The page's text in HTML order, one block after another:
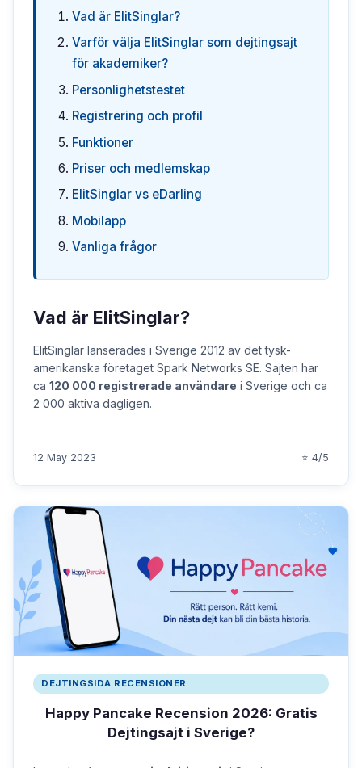
Vad är ElitSinglar?
Varför välja ElitSinglar som dejtingsajt
för akademiker?
Personlighetstestet
Registrering och profil
Funktioner
Priser och medlemskap
ElitSinglar vs eDarling
Mobilapp
Vanliga frågor
Vad är ElitSinglar?
ElitSinglar lanserades i Sverige 2012 av det tysk-
amerikanska företaget Spark Networks SE. Sajten har
ca 120 000 registrerade användare i Sverige och ca
2 000 aktiva dagligen.
12 May 2023 ⭐ 4/5
DEJTINGSIDA RECENSIONER
Happy Pancake Recension 2026: Gratis
Dejtingsajt i Sverige?